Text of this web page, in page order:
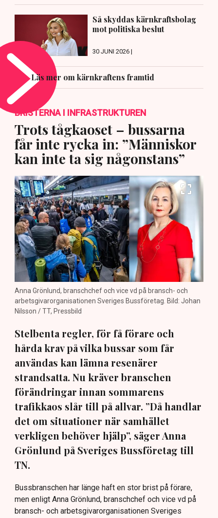
Så skyddas kärnkraftsbolag
mot politiska beslut
30 JUNI 2026 |
Läs mer om kärnkraftens framtid
BRISTERNA I INFRASTRUKTUREN
Trots tågkaoset – bussarna
får inte rycka in: ”Människor
kan inte ta sig någonstans”
Anna Grönlund, branschchef och vice vd på bransch- och
arbetsgivarorganisationen Sveriges Bussföretag. Bild: Johan
Nilsson / TT, Pressbild
Stelbenta regler, för få förare och
hårda krav på vilka bussar som får
användas kan lämna resenärer
strandsatta. Nu kräver branschen
förändringar innan sommarens
trafikkaos slår till på allvar. ”Då handlar
det om situationer när samhället
verkligen behöver hjälp”, säger Anna
Grönlund på Sveriges Bussföretag till
TN.
Bussbranschen har länge haft en stor brist på förare,
men enligt Anna Grönlund, branschchef och vice vd på
bransch- och arbetsgivarorganisationen Sveriges